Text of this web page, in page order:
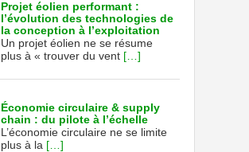
Projet éolien performant :
l’évolution des technologies de
la conception à l’exploitation
Un projet éolien ne se résume
plus à « trouver du vent […]
Économie circulaire & supply
chain : du pilote à l’échelle
L’économie circulaire ne se limite
plus à la […]